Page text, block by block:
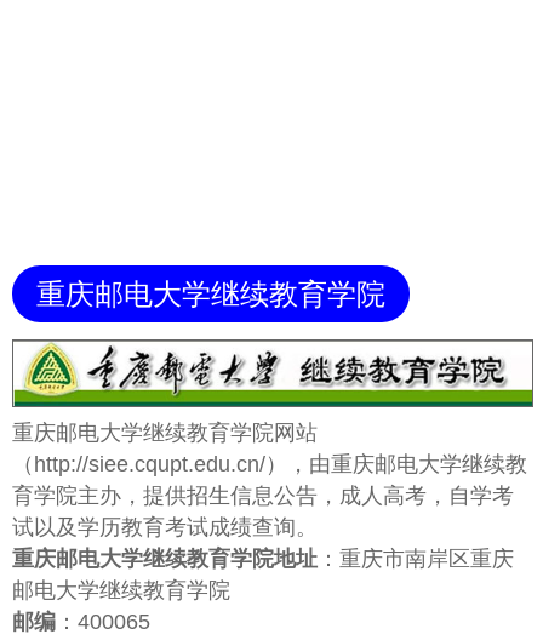
重庆邮电大学继续教育学院
重庆邮电大学继续教育学院网站
（http://siee.cqupt.edu.cn/），由重庆邮电大学继续教
育学院主办，提供招生信息公告，成人高考，自学考
试以及学历教育考试成绩查询。
重庆邮电大学继续教育学院地址 ：重庆市南岸区重庆
邮电大学继续教育学院
邮编 ：400065